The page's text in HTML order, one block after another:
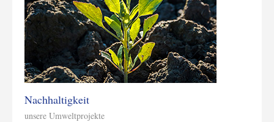
Nachhaltigkeit
unsere Umweltprojekte